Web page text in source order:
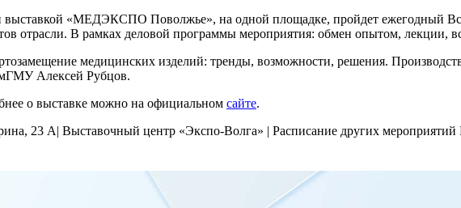
«МЕДЭКСПО Поволжье», на одной площадке, пройдет ежегодный
отрасли. В рамках деловой программы мероприятия: обмен опытом, лекции,
медицинских изделий: тренды, возможности, решения.
Алексей Рубцов.
о выставке можно на официальном сайте.
23 А| Выставочный центр «Экспо-Волга» | Расписание других